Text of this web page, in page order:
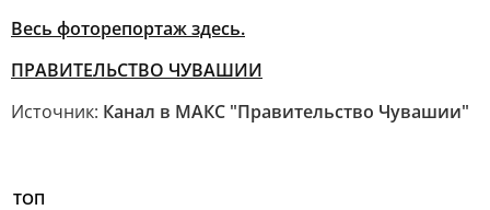
Весь фоторепортаж здесь.
ПРАВИТЕЛЬСТВО ЧУВАШИИ
Источник: Канал в МАКС "Правительство Чувашии"
ТОП